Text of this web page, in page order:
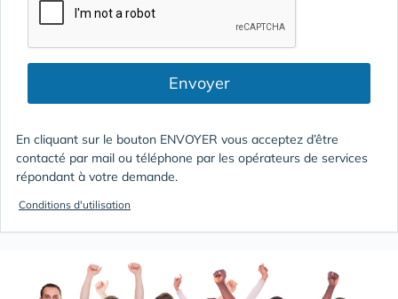
Envoyer
En cliquant sur le bouton ENVOYER vous acceptez d’être
contacté par mail ou téléphone par les opérateurs de services
répondant à votre demande.
Conditions d'utilisation